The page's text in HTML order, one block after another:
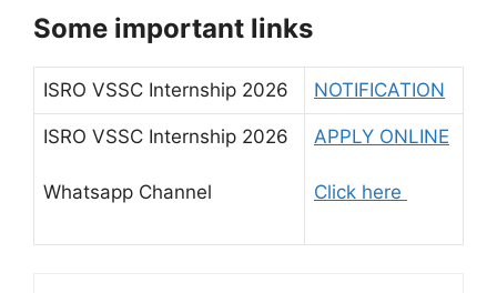
Some important links
ISRO VSSC Internship 2026 NOTIFICATION
ISRO VSSC Internship 2026
Whatsapp Channel
APPLY ONLINE
Click here